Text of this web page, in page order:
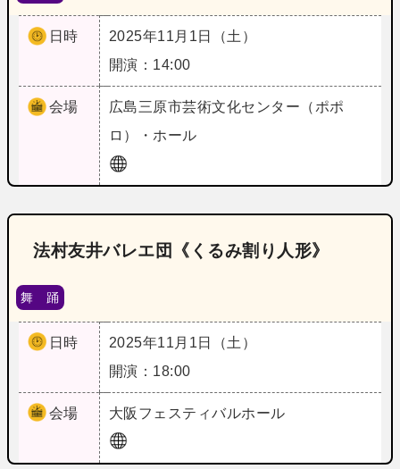
日時
2025年11月1日（土）
開演：14:00
会場 広島三原市芸術文化センター（ポポ
ロ）・ホール
法村友井バレエ団《くるみ割り人形》
舞 踊
日時
2025年11月1日（土）
開演：18:00
会場 大阪 フェスティバルホール